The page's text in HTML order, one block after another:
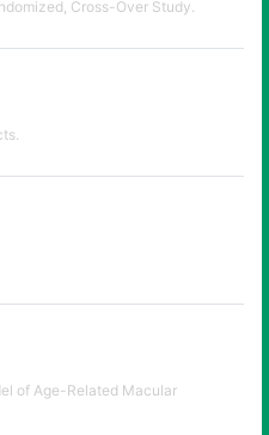
Cross-Over Study.
of Age-Related Macular